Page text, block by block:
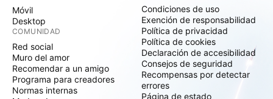
Móvil
Desktop
COMUNIDAD
Red social
Muro del amor
Recomendar a un amigo
Programa para creadores
Normas internas
Condiciones de uso
Exención de responsabilidad
Política de privacidad
Política de cookies
Declaración de accesibilidad
Consejos de seguridad
Recompensas por detectar
errores
Página de estado